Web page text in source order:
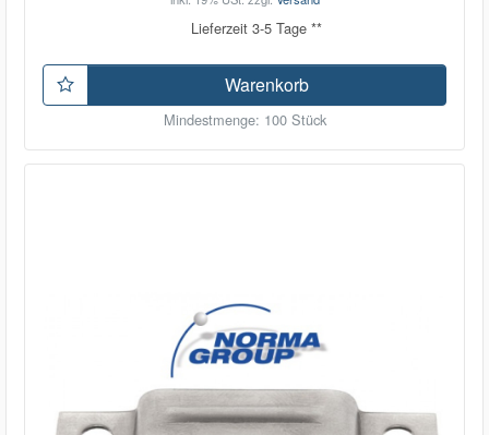
Lieferzeit 3-5 Tage **
Warenkorb
Mindestmenge: 100 Stück